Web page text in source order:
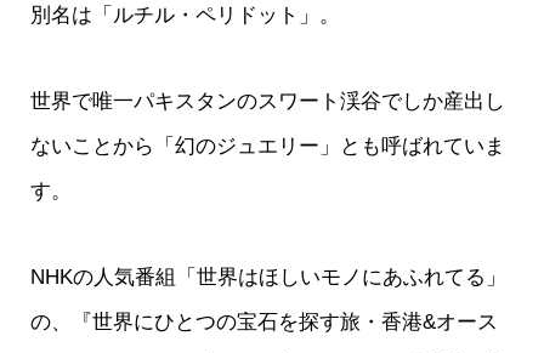
別名は「ルチル・ペリドット」。
世界で唯一パキスタンのスワート渓谷でしか産出し
ないことから「幻のジュエリー」とも呼ばれていま
す。
NHKの人気番組「世界はほしいモノにあふれてる」
の、『世界にひとつの宝石を探す旅・香港&オース